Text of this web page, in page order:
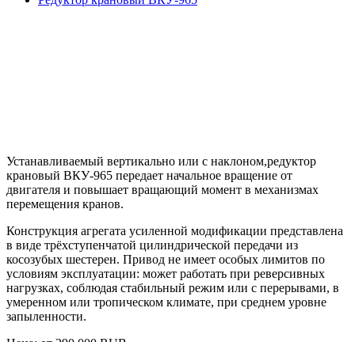
Устанавливаемый вертикально или с наклоном,редуктор
крановый ВКУ-965 передает начальное вращение от
двигателя и повышает вращающий момент в механизмах
перемещения кранов.
Конструкция агрегата усиленной модификации представлена
в виде трёхступенчатой цилиндрической передачи из
косозубых шестерен. Привод не имеет особых лимитов по
условиям эксплуатации: может работать при реверсивных
нагрузках, соблюдая стабильный режим или с перерывами, в
умеренном или тропическом климате, при среднем уровне
запыленности.